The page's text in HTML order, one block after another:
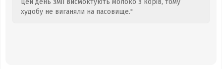
цей день змії висмоктують молоко з корів, тому
худобу не виганяли на пасовище."